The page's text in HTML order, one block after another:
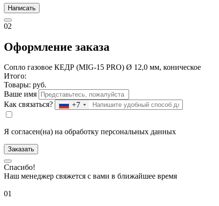
Написать
02
Оформление заказа
Сопло газовое КЕДР (MIG-15 PRO) Ø 12,0 мм, коническое
Итого:
Товары: руб.
Ваше имя
Как связаться?
+7
Я согласен(на) на обработку персональных данных
Заказать
Спасибо!
Наш менеджер свяжется с вами в ближайшее время
01